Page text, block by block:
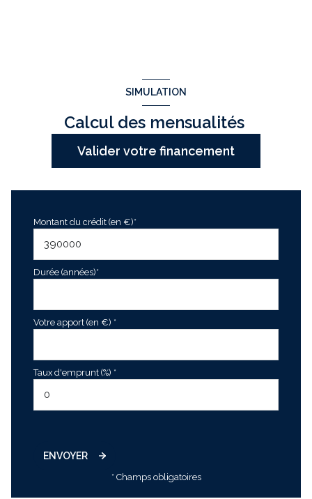
SIMULATION
Calcul des mensualités
Valider votre financement
Montant du crédit (en €)*
Durée (années)*
Votre apport (en €) *
Taux d'emprunt (%) *
ENVOYER
* Champs obligatoires